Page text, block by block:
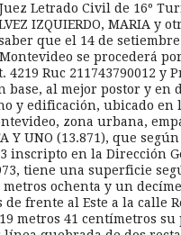
Letrado Civil de 16º
IZQUIERDO, MARIA y
que el 14 de
se procederá
4219 Ruc 211743790012 y
base, al mejor postor y en
y edificación, ubicado en
zona urbana,
Y UNO (13.871), que
inscripto en la Dirección
tiene una superficie
ochenta y un
frente al Este a la calle
metros 41 centímetros